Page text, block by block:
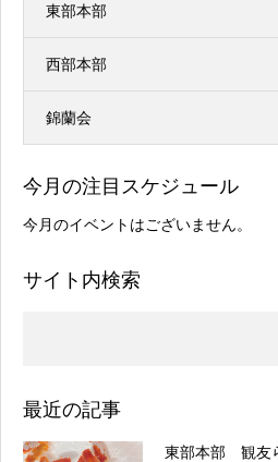
東部本部
西部本部
錦蘭会
今月の注目スケジュール
今月のイベントはございません。
サイト内検索
最近の記事
東部本部 観友